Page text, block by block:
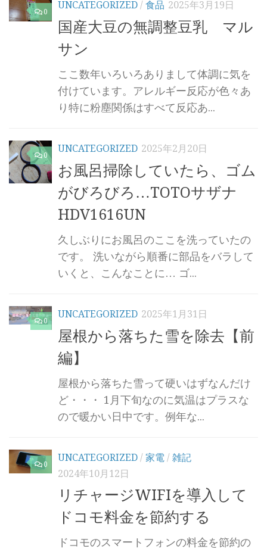
0
UNCATEGORIZED / 食品 2025年3月19日
国産大豆の無調整豆乳 マル
サン
ここ数年いろいろありまして体調に気を
付けています。アレルギー反応が色々あ
り特に粉塵関係はすべて反応あ...
0
UNCATEGORIZED 2025年2月20日
お風呂掃除していたら、ゴム
がびろびろ…TOTOサザナ
HDV1616UN
久しぶりにお風呂のここを洗っていたの
です。 洗いながら順番に部品をバラして
いくと、こんなことに… ゴ...
0
UNCATEGORIZED 2025年1月31日
屋根から落ちた雪を除去【前
編】
屋根から落ちた雪って硬いはずなんだけ
ど・・・ 1月下旬なのに気温はプラスな
ので暖かい日中です。例年な...
0
UNCATEGORIZED / 家電 / 雑記
2024年10月12日
リチャージWIFIを導入して
ドコモ料金を節約する
ドコモのスマートフォンの料金を節約の